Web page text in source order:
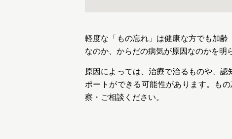
軽度な「もの忘れ」は健康な方でも加
なのか、からだの病気が原因なのかを明
原因によっては、治療で治るものや、
ポートができる可能性があります。も
察・ご相談ください。